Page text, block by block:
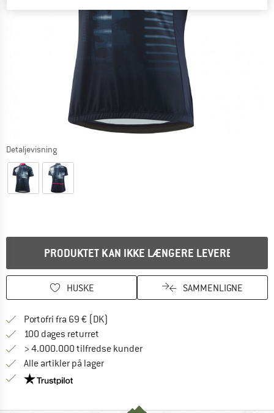
Detaljevisning
PRODUKTET KAN IKKE LÆNGERE LEVERES
HUSKE SAMMENLIGNE
Portofri fra 69 € (DK)
100 dages returret
> 4.000.000 tilfredse kunder
Alle artikler på lager
Vi er Trustpilot-certificeret - oplysningerne får du